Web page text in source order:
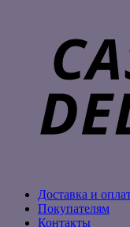
Доставка и
Покупателям
Контакты